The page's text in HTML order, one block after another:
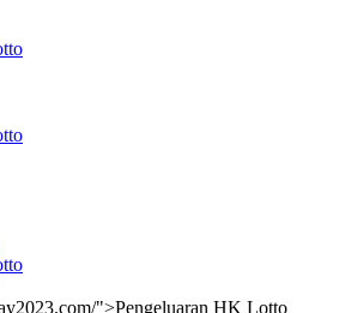
">Pengeluaran HK Lotto